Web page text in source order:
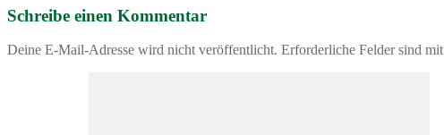
Schreibe einen Kommentar
Deine E-Mail-Adresse wird nicht veröffentlicht. Erforderliche Felder sind mit